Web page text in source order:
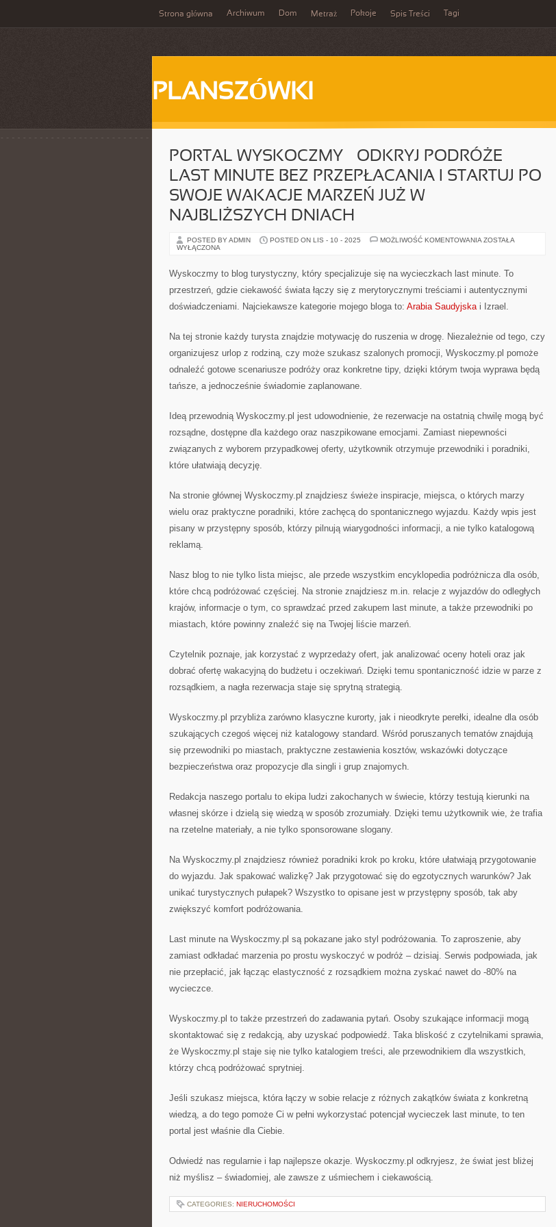
Strona główna Archiwum Dom Metraż Pokoje Spis Treści Tagi
PLANSZÓWKI
PORTAL WYSKOCZMY – ODKRYJ PODRÓŻE
LAST MINUTE BEZ PRZEPŁACANIA I STARTUJ PO
SWOJE WAKACJE MARZEŃ JUŻ W
NAJBLIŻSZYCH DNIACH
POSTED BY ADMIN POSTED ON LIS - 10 - 2025 MOŻLIWOŚĆ KOMENTOWANIA PORTAL
PODRÓŻE
LAST
BEZ
WAKACJE
JUŻ
NAJBLIŻSZYCH
DNIACH
ZOSTAŁA
WYŁĄCZONA
Wyskoczmy to blog turystyczny, który specjalizuje się na wycieczkach last minute. To
przestrzeń, gdzie ciekawość świata łączy się z merytorycznymi treściami i autentycznymi
doświadczeniami. Najciekawsze kategorie mojego bloga to: Arabia Saudyjskai Izrael.
Na tej stronie każdy turysta znajdzie motywację do ruszenia w drogę. Niezależnie od tego, czy
organizujesz urlop z rodziną, czy może szukasz szalonych promocji, Wyskoczmy.pl pomoże
odnaleźć gotowe scenariusze podróży oraz konkretne tipy, dzięki którym twoja wyprawa będą
tańsze, a jednocześnie świadomie zaplanowane.
Ideą przewodnią Wyskoczmy.pl jest udowodnienie, że rezerwacje na ostatnią chwilę mogą być
rozsądne, dostępne dla każdego oraz naszpikowane emocjami. Zamiast niepewności
związanych z wyborem przypadkowej oferty, użytkownik otrzymuje przewodniki i poradniki,
które ułatwiają decyzję.
Na stronie głównej Wyskoczmy.pl znajdziesz świeże inspiracje, miejsca, o których marzy
wielu oraz praktyczne poradniki, które zachęcą do spontanicznego wyjazdu. Każdy wpis jest
pisany w przystępny sposób, którzy pilnują wiarygodności informacji, a nie tylko katalogową
reklamą.
Nasz blog to nie tylko lista miejsc, ale przede wszystkim encyklopedia podróżnicza dla osób,
które chcą podróżować częściej. Na stronie znajdziesz m.in. relacje z wyjazdów do odległych
krajów, informacje o tym, co sprawdzać przed zakupem last minute, a także przewodniki po
miastach, które powinny znaleźć się na Twojej liście marzeń.
Czytelnik poznaje, jak korzystać z wyprzedaży ofert, jak analizować oceny hoteli oraz jak
dobrać ofertę wakacyjną do budżetu i oczekiwań. Dzięki temu spontaniczność idzie w parze z
rozsądkiem, a nagła rezerwacja staje się sprytną strategią.
Wyskoczmy.pl przybliża zarówno klasyczne kurorty, jak i nieodkryte perełki, idealne dla osób
szukających czegoś więcej niż katalogowy standard. Wśród poruszanych tematów znajdują
się przewodniki po miastach, praktyczne zestawienia kosztów, wskazówki dotyczące
bezpieczeństwa oraz propozycje dla singli i grup znajomych.
Redakcja naszego portalu to ekipa ludzi zakochanych w świecie, którzy testują kierunki na
własnej skórze i dzielą się wiedzą w sposób zrozumiały. Dzięki temu użytkownik wie, że trafia
na rzetelne materiały, a nie tylko sponsorowane slogany.
Na Wyskoczmy.pl znajdziesz również poradniki krok po kroku, które ułatwiają przygotowanie
do wyjazdu. Jak spakować walizkę? Jak przygotować się do egzotycznych warunków? Jak
unikać turystycznych pułapek? Wszystko to opisane jest w przystępny sposób, tak aby
zwiększyć komfort podróżowania.
Last minute na Wyskoczmy.pl są pokazane jako styl podróżowania. To zaproszenie, aby
zamiast odkładać marzenia po prostu wyskoczyć w podróż – dzisiaj. Serwis podpowiada, jak
nie przepłacić, jak łącząc elastyczność z rozsądkiem można zyskać nawet do -80% na
wycieczce.
Wyskoczmy.pl to także przestrzeń do zadawania pytań. Osoby szukające informacji mogą
skontaktować się z redakcją, aby uzyskać podpowiedź. Taka bliskość z czytelnikami sprawia,
że Wyskoczmy.pl staje się nie tylko katalogiem treści, ale przewodnikiem dla wszystkich,
którzy chcą podróżować sprytniej.
Jeśli szukasz miejsca, która łączy w sobie relacje z różnych zakątków świata z konkretną
wiedzą, a do tego pomoże Ci w pełni wykorzystać potencjał wycieczek last minute, to ten
portal jest właśnie dla Ciebie.
Odwiedź nas regularnie i łap najlepsze okazje. Wyskoczmy.pl odkryjesz, że świat jest bliżej
niż myślisz – świadomiej, ale zawsze z uśmiechem i ciekawością.
CATEGORIES: NIERUCHOMOŚCI